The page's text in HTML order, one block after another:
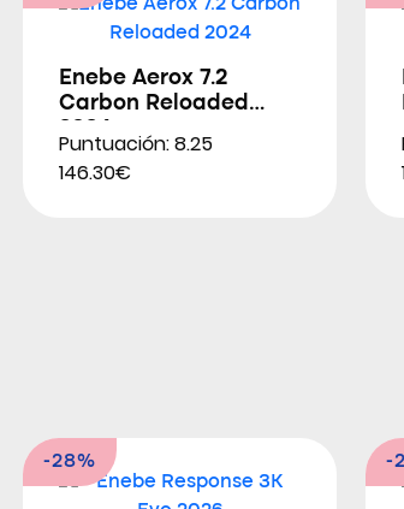
Enebe Aerox 7.2
Carbon Reloaded
Puntuación: 8.25
146.30€
-28% -